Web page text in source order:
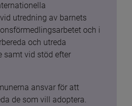
utredning av barnets
och i
och utreda
samt vid stöd efter
ansvar för att
de som vill adoptera.